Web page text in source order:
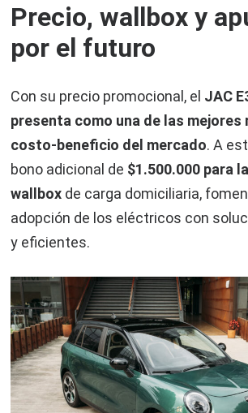
Precio, wallbox y
por el futuro
Con su precio promocional, el JAC
presenta como una de las mejores
costo-beneficio del mercado. A
bono adicional de $1.500.000 para
wallbox de carga domiciliaria,
adopción de los eléctricos con
y eficientes.